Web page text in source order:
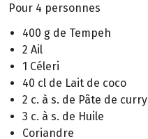
Pour 4 personnes
400 g de Tempeh
2 Ail
1 Céleri
40 cl de Lait de coco
2 c. à s. de Pâte de curry
3 c. à s. de Huile
Coriandre